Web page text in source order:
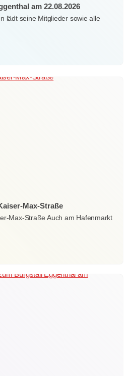
am 22.08.2026
lädt seine Mitglieder sowie alle
Max-Straße
Max-Straße Auch am Hafenmarkt